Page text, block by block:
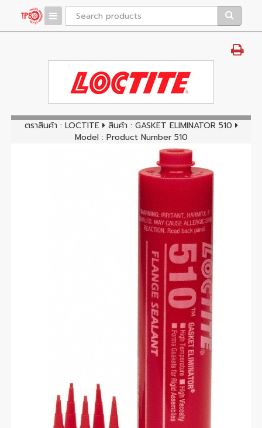
ตราสินค้า : LOCTITE สินค้า : GASKET ELIMINATOR 510
Model : Product Number 510